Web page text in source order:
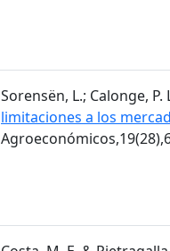
Sorensën, L.; Calonge, P.
limitaciones a los